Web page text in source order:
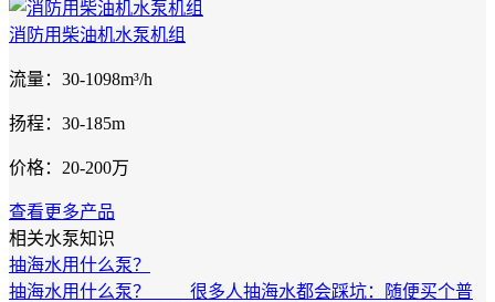
消防用柴油机水泵机组
流量：30-1098m³/h
扬程：30-185m
价格：20-200万
查看更多产品
相关水泵知识
抽海水用什么泵？
抽海水用什么泵？ 很多人抽海水都会踩坑：随便买个普